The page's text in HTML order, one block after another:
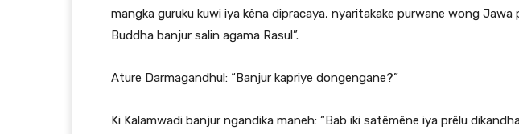
mangka guruku kuwi iya kêna dipracaya, nyaritakake purwane wong Jawa
Buddha banjur salin agama Rasul”.
Ature Darmagandhul: “Banjur kapriye dongengane?”
Ki Kalamwadi banjur ngandika maneh: “Bab iki satêmêne iya prêlu